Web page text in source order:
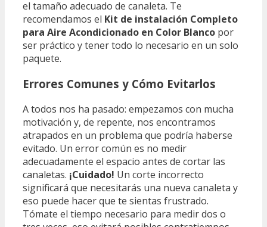
el tamaño adecuado de canaleta. Te
recomendamos el Kit de instalación Completo
para Aire Acondicionado en Color Blanco por
ser práctico y tener todo lo necesario en un solo
paquete.
Errores Comunes y Cómo Evitarlos
A todos nos ha pasado: empezamos con mucha
motivación y, de repente, nos encontramos
atrapados en un problema que podría haberse
evitado. Un error común es no medir
adecuadamente el espacio antes de cortar las
canaletas. ¡Cuidado! Un corte incorrecto
significará que necesitarás una nueva canaleta y
eso puede hacer que te sientas frustrado.
Tómate el tiempo necesario para medir dos o